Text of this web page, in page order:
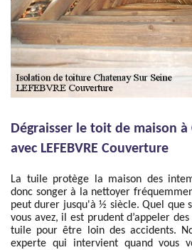
Dégraisser le toit de maison à
avec LEFEBVRE Couverture
La tuile protège la maison des
donc songer à la nettoyer
peut durer jusqu'à ½ siècle. Quel que
vous avez, il est prudent d’appeler
tuile pour être loin des accidents.
experte qui intervient quand vous